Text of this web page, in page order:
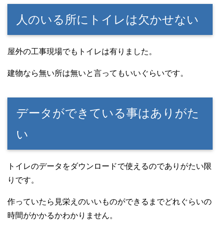
人のいる所にトイレは欠かせない
屋外の工事現場でもトイレは有りました。
建物なら無い所は無いと言ってもいいぐらいです。
データができている事はありがた
い
トイレのデータをダウンロードで使えるのでありがたい限
りです。
作っていたら見栄えのいいものができるまでどれぐらいの
時間がかかるかわかりません。